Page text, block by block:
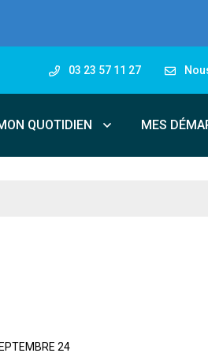
03 23 57 11 27
QUOTIDIEN MES
24